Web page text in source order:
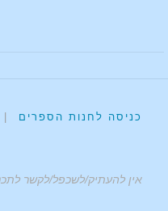
כניסה לחנות הספרים
אין להעתיק/לשכפל/לקשר